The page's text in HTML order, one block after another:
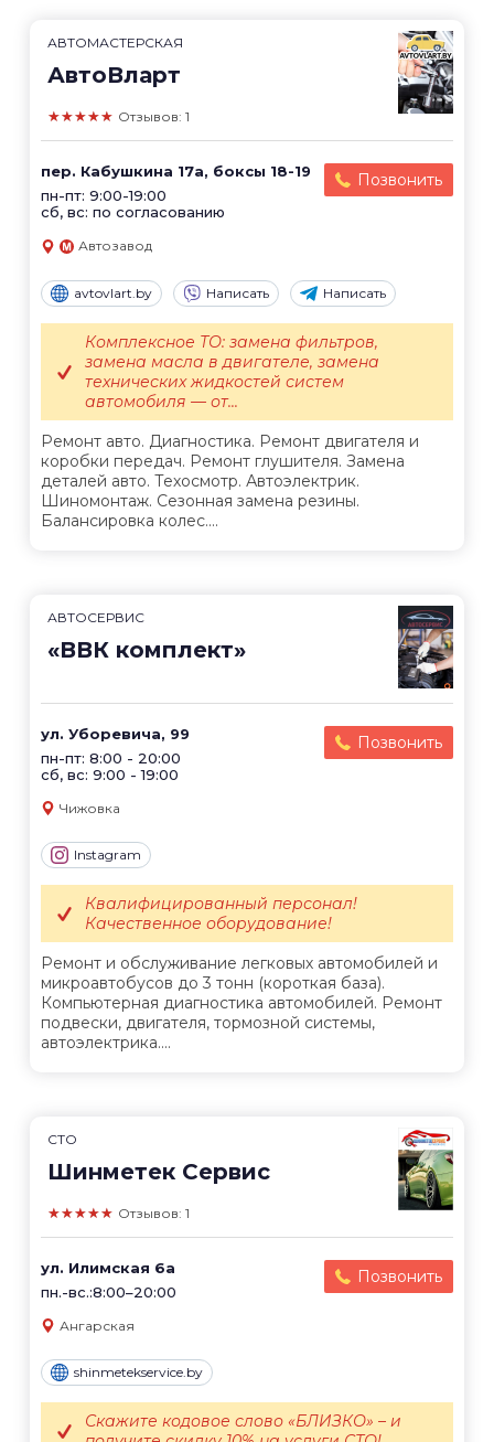
АВТОМАСТЕРСКАЯ
АвтоВларт
★★★★★ Отзывов: 1
пер. Кабушкина 17а, боксы 18-19
пн-пт: 9:00-19:00
сб, вс: по согласованию
Позвонить
Автозавод
avtovlart.by Написать Написать
Ремонт авто. Диагностика. Ремонт двигателя и
коробки передач. Ремонт глушителя. Замена
деталей авто. Техосмотр. Автоэлектрик.
Шиномонтаж. Сезонная замена резины.
Балансировка колес....
Комплексное ТО: замена фильтров,
замена масла в двигателе, замена
технических жидкостей систем
автомобиля — от...
АВТОСЕРВИС
«ВВК комплект»
ул. Уборевича, 99
пн-пт: 8:00 - 20:00
сб, вс: 9:00 - 19:00
Позвонить
Чижовка
Instagram
Ремонт и обслуживание легковых автомобилей и
микроавтобусов до 3 тонн (короткая база).
Компьютерная диагностика автомобилей. Ремонт
подвески, двигателя, тормозной системы,
автоэлектрика....
Квалифицированный персонал!
Качественное оборудование!
СТО
Шинметек Сервис
★★★★★ Отзывов: 1
ул. Илимская 6а
пн.-вс.:8:00–20:00
Позвонить
Ангарская
shinmetekservice.by
Скажите кодовое слово «БЛИЗКО» – и